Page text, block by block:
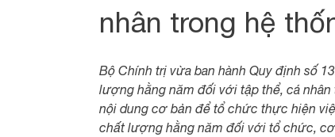
nhân trong hệ
Bộ Chính trị vừa ban hành Quy định số
lượng hằng năm đối với tập thể, cá
nội dung cơ bản để tổ chức thực hiện
chất lượng hằng năm đối với tổ chức,